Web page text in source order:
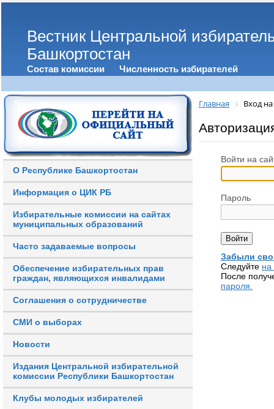
Вестник Центральной
Башкортостан
Состав комиссии Численность избирателей
О Республике Башкортостан
Информация о ЦИК РБ
Избирательные комиссии на сайтах
муниципальных образований
Часто задаваемые вопросы
Обеспечение избирательных прав
граждан, являющихся инвалидами
Соглашения о сотрудничестве
СМИ о выборах
Новости
Издания Центральной избирательной
комиссии Республики Башкортостан
Клубы молодых избирателей
Главная Вход на
Войти на
Пароль
Забыли
Следуйте на
После
пароля.